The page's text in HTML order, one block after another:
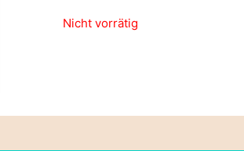
Nicht vorrätig